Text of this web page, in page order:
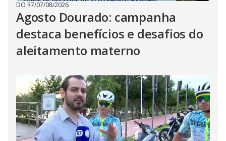
DO R7/07/08/2026
Agosto Dourado: campanha
destaca benefícios e desafios do
aleitamento materno